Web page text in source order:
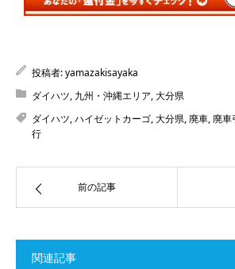
投稿者:yamazakisayaka
ダイハツ, 九州・沖縄エリア,大分県
ダイハツ,ハイゼットカーゴ,大分県,廃車,廃車
行
前の記事
関連記事